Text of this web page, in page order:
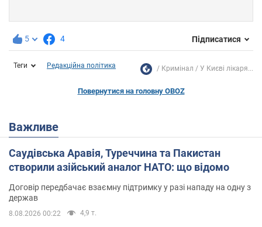
5 4 Підписатися
Теги Редакційна політика Кримінал У Києві лікаря...
Повернутися на головну OBOZ
Важливе
Саудівська Аравія, Туреччина та Пакистан
створили азійський аналог НАТО: що відомо
Договір передбачає взаємну підтримку у разі нападу на одну з
держав
8.08.2026 00:22 4,9 т.